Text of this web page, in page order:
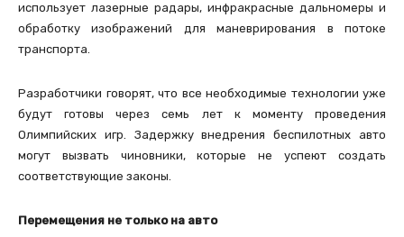
использует лазерные радары, инфракрасные дальномеры и
обработку изображений для маневрирования в потоке
транспорта.
Разработчики говорят, что все необходимые технологии уже
будут готовы через семь лет к моменту проведения
Олимпийских игр. Задержку внедрения беспилотных авто
могут вызвать чиновники, которые не успеют создать
соответствующие законы.
Перемещения не только на авто